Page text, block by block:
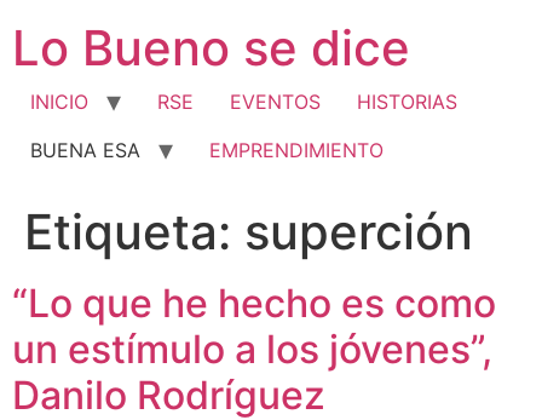
contenido
Lo Bueno se dice
INICIO RSE EVENTOS
HISTORIAS
BUENA ESA
EMPRENDIMIENTO
Etiqueta: superción
“Lo que he hecho es como
un estímulo a los jóvenes”,
Danilo Rodríguez